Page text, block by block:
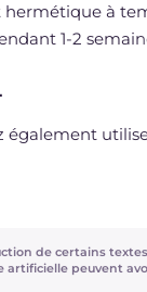
hermétique à
1-2
également
en ajoutant
de certains
artificielle peuvent